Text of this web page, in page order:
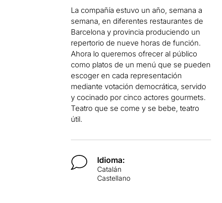
La compañía estuvo un año, semana a
semana, en diferentes restaurantes de
Barcelona y provincia produciendo un
repertorio de nueve horas de función.
Ahora lo queremos ofrecer al público
como platos de un menú que se pueden
escoger en cada representación
mediante votación democrática, servido
y cocinado por cinco actores gourmets.
Teatro que se come y se bebe, teatro
útil.
Idioma:
Catalán
Castellano